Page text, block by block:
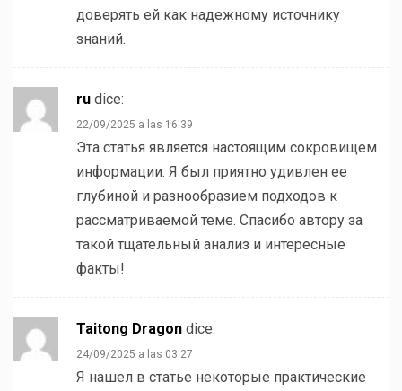
доверять ей как надежному источнику
знаний.
ru dice:
22/09/2025 a las 16:39
Эта статья является настоящим сокровищем
информации. Я был приятно удивлен ее
глубиной и разнообразием подходов к
рассматриваемой теме. Спасибо автору за
такой тщательный анализ и интересные
факты!
Taitong Dragon dice:
24/09/2025 a las 03:27
Я нашел в статье некоторые практические